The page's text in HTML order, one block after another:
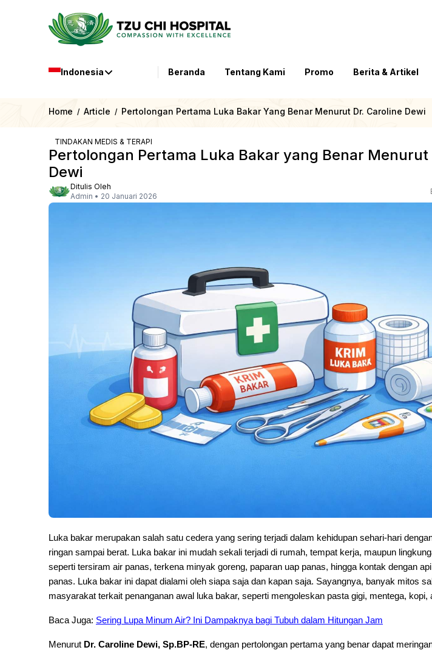
Indonesia Beranda Tentang Kami Promo Berita & Artikel
Home / Article / Pertolongan Pertama Luka Bakar Yang Benar Menurut Dr. Caroline Dewi
TINDAKAN MEDIS & TERAPI
Pertolongan Pertama Luka Bakar yang Benar Menurut
Dewi
Ditulis Oleh
Admin • 20 Januari 2026
Luka bakar merupakan salah satu cedera yang sering terjadi dalam kehidupan sehari-hari
ringan sampai berat. Luka bakar ini mudah sekali terjadi di rumah, tempat kerja, maupun
seperti tersiram air panas, terkena minyak goreng, paparan uap panas, hingga kontak dengan
panas. Luka bakar ini dapat dialami oleh siapa saja dan kapan saja. Sayangnya, banyak mitos
masyarakat terkait penanganan awal luka bakar, seperti mengoleskan pasta gigi, mentega, kopi,
Baca Juga: Sering Lupa Minum Air? Ini Dampaknya bagi Tubuh dalam Hitungan Jam
Menurut Dr. Caroline Dewi, Sp.BP-RE, dengan pertolongan pertama yang benar dapat